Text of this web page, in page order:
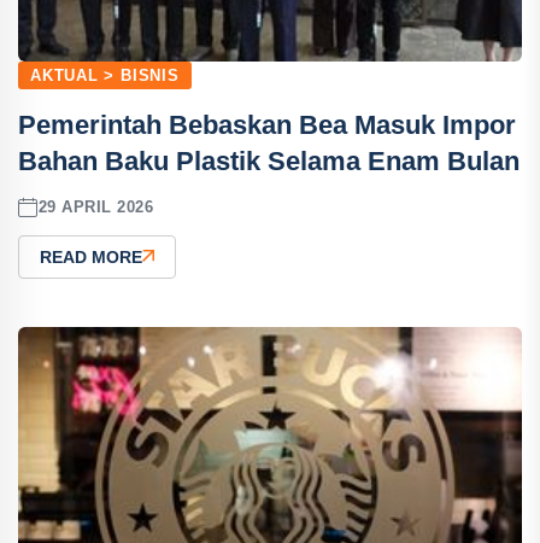
AKTUAL > BISNIS
Pemerintah Bebaskan Bea Masuk Impor
Bahan Baku Plastik Selama Enam Bulan
29 APRIL 2026
READ MORE